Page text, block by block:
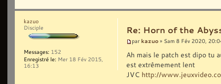
Re: Horn of the
par kazuo » Sam 8 Fév 2020,
Ah mais le patch est dipo tu
est extrêmement lent
JVC http://
kazuo
Disciple
Messages: 152
Enregistré le: Mer 18 Fév 2015,
16:13